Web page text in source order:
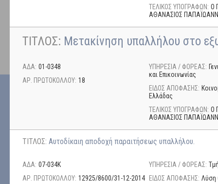
ΤΕΛΙΚΟΣ ΥΠΟΓΡΑΦΩΝ: Ο
ΑΘΑΝΑΣΙΟΣ
ΤΙΤΛΟΣ: Μετακίνηση υπαλλήλου στο
ΑΔΑ: 01-0348
ΑΡ. ΠΡΩΤΟΚΟΛΛΟΥ: 18
ΥΠΗΡΕΣΙΑ / ΦΟΡΕΑΣ:
και Επικοινωνίας
ΕΙΔΟΣ ΑΠΟΦΑΣΗΣ:
Ελλάδας
ΤΕΛΙΚΟΣ ΥΠΟΓΡΑΦΩΝ: Ο
ΑΘΑΝΑΣΙΟΣ
ΤΙΤΛΟΣ: Αυτοδίκαιη αποδοχή παραιτήσεως υπαλλήλου.
ΑΔΑ: 07-034Κ
ΑΡ. ΠΡΩΤΟΚΟΛΛΟΥ: 12925/8600/31-12-2014
ΥΠΗΡΕΣΙΑ / ΦΟΡΕΑΣ:
ΕΙΔΟΣ ΑΠΟΦΑΣΗΣ: Λύση